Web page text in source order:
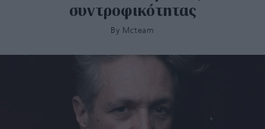
συντροφικότητας
By Mcteam